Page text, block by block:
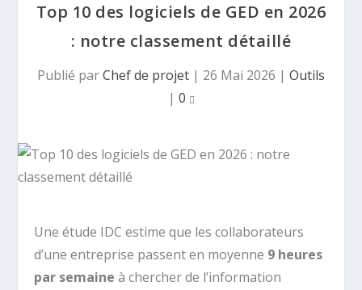
Top 10 des logiciels de GED en 2026
: notre classement détaillé
Publié parChef de projet | 26 Mai 2026 | Outils
| 0
Une étude IDC estime que les collaborateurs
d’une entreprise passent en moyenne 9 heures
par semaine à chercher de l’information